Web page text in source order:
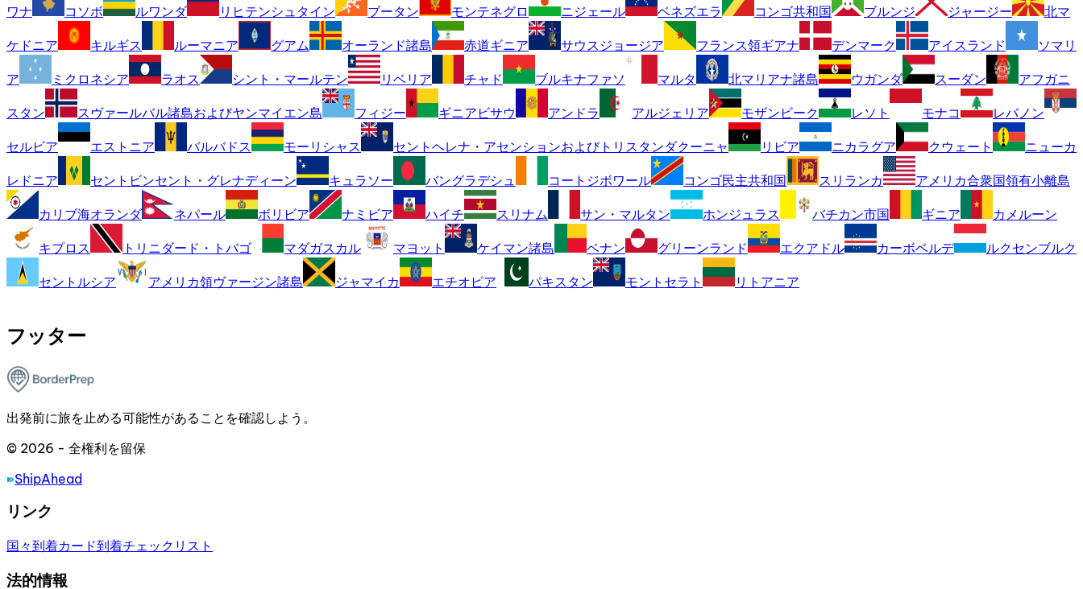
ワナ コソボ ルワンダ リヒテンシュタイン ブータン モンテネグロ ニジェール ベネズエラ コンゴ共和国 ブルンジ ジャージー 北マ
ケドニア キルギス ルーマニア グアム オーランド諸島 赤道ギニア サウスジョージア フランス領ギアナ デンマーク アイスランド ソマリ
ア ミクロネシア ラオス シント・マールテン リベリア チャド ブルキナファソ マルタ 北マリアナ諸島 ウガンダ スーダン アフガニ
スタン スヴァールバル諸島およびヤンマイエン島 フィジー ギニアビサウ アンドラ アルジェリア モザンビーク レソト モナコ レバノン
セルビア エストニア バルバドス モーリシャス セントヘレナ・アセンションおよびトリスタンダクーニャ リビア ニカラグア クウェート ニューカ
レドニア セントビンセント・グレナディーン キュラソー バングラデシュ コートジボワール コンゴ民主共和国 スリランカ アメリカ合衆国領有小離島
カリブ海オランダ ネパール ボリビア ナミビア ハイチ スリナム サン・マルタン ホンジュラス バチカン市国 ギニア カメルーン
キプロス トリニダード・トバゴ マダガスカル マヨット ケイマン諸島 ベナン グリーンランド エクアドル カーボベルデ ルクセンブルク
セントルシア アメリカ領ヴァージン諸島 ジャマイカ エチオピア パキスタン モントセラト リトアニア
フッター
出発前に旅を止める可能性があることを確認しよう。
© 2026 - 全権利を留保
ShipAhead
リンク
国々到着カード到着チェックリスト
法的情報